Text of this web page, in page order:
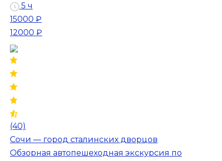
5 ч
15000 ₽
12000 ₽
(40)
Сочи — город сталинских дворцов
Обзорная автопешеходная экскурсия по